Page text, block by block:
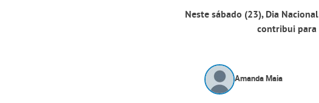
Neste sábado (23), Dia
contribui para
Amanda Maia